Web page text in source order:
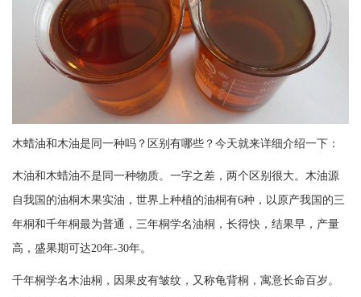
木蜡油和木油是同一种吗？区别有哪些？今天就来详细介绍一下：
木油和木蜡油不是同一种物质。一字之差，两个区别很大。木油源
自我国的油桐木果实油，世界上种植的油桐有6种，以原产我国的三
年桐和千年桐最为普通，三年桐学名油桐，长得快，结果早，产量
高，盛果期可达20年-30年。
千年桐学名木油桐，因果皮有皱纹，又称龟背桐，寓意长命百岁。